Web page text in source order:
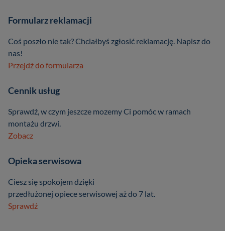
Formularz reklamacji
Coś poszło nie tak? Chciałbyś zgłosić reklamację. Napisz do
nas!
Przejdź do formularza
Cennik usług
Sprawdź, w czym jeszcze mozemy Ci pomóc w ramach
montażu drzwi.
Zobacz
Opieka serwisowa
Ciesz się spokojem dzięki
przedłużonej opiece serwisowej aż do 7 lat.
Sprawdź